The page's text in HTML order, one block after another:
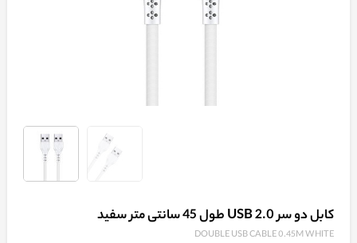
کابل دو سر USB 2.0 طول 45 سانتی متر سفید
DOUBLE USB CABLE 0.45M WHITE